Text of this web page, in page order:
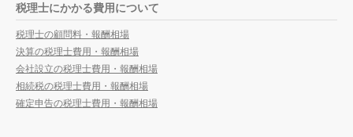
税理士にかかる費用について
税理士の顧問料・報酬相場
決算の税理士費用・報酬相場
会社設立の税理士費用・報酬相場
相続税の税理士費用・報酬相場
確定申告の税理士費用・報酬相場